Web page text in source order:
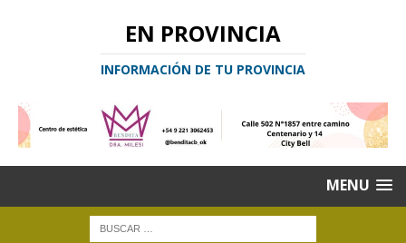
EN PROVINCIA
INFORMACIÓN DE TU PROVINCIA
MENU